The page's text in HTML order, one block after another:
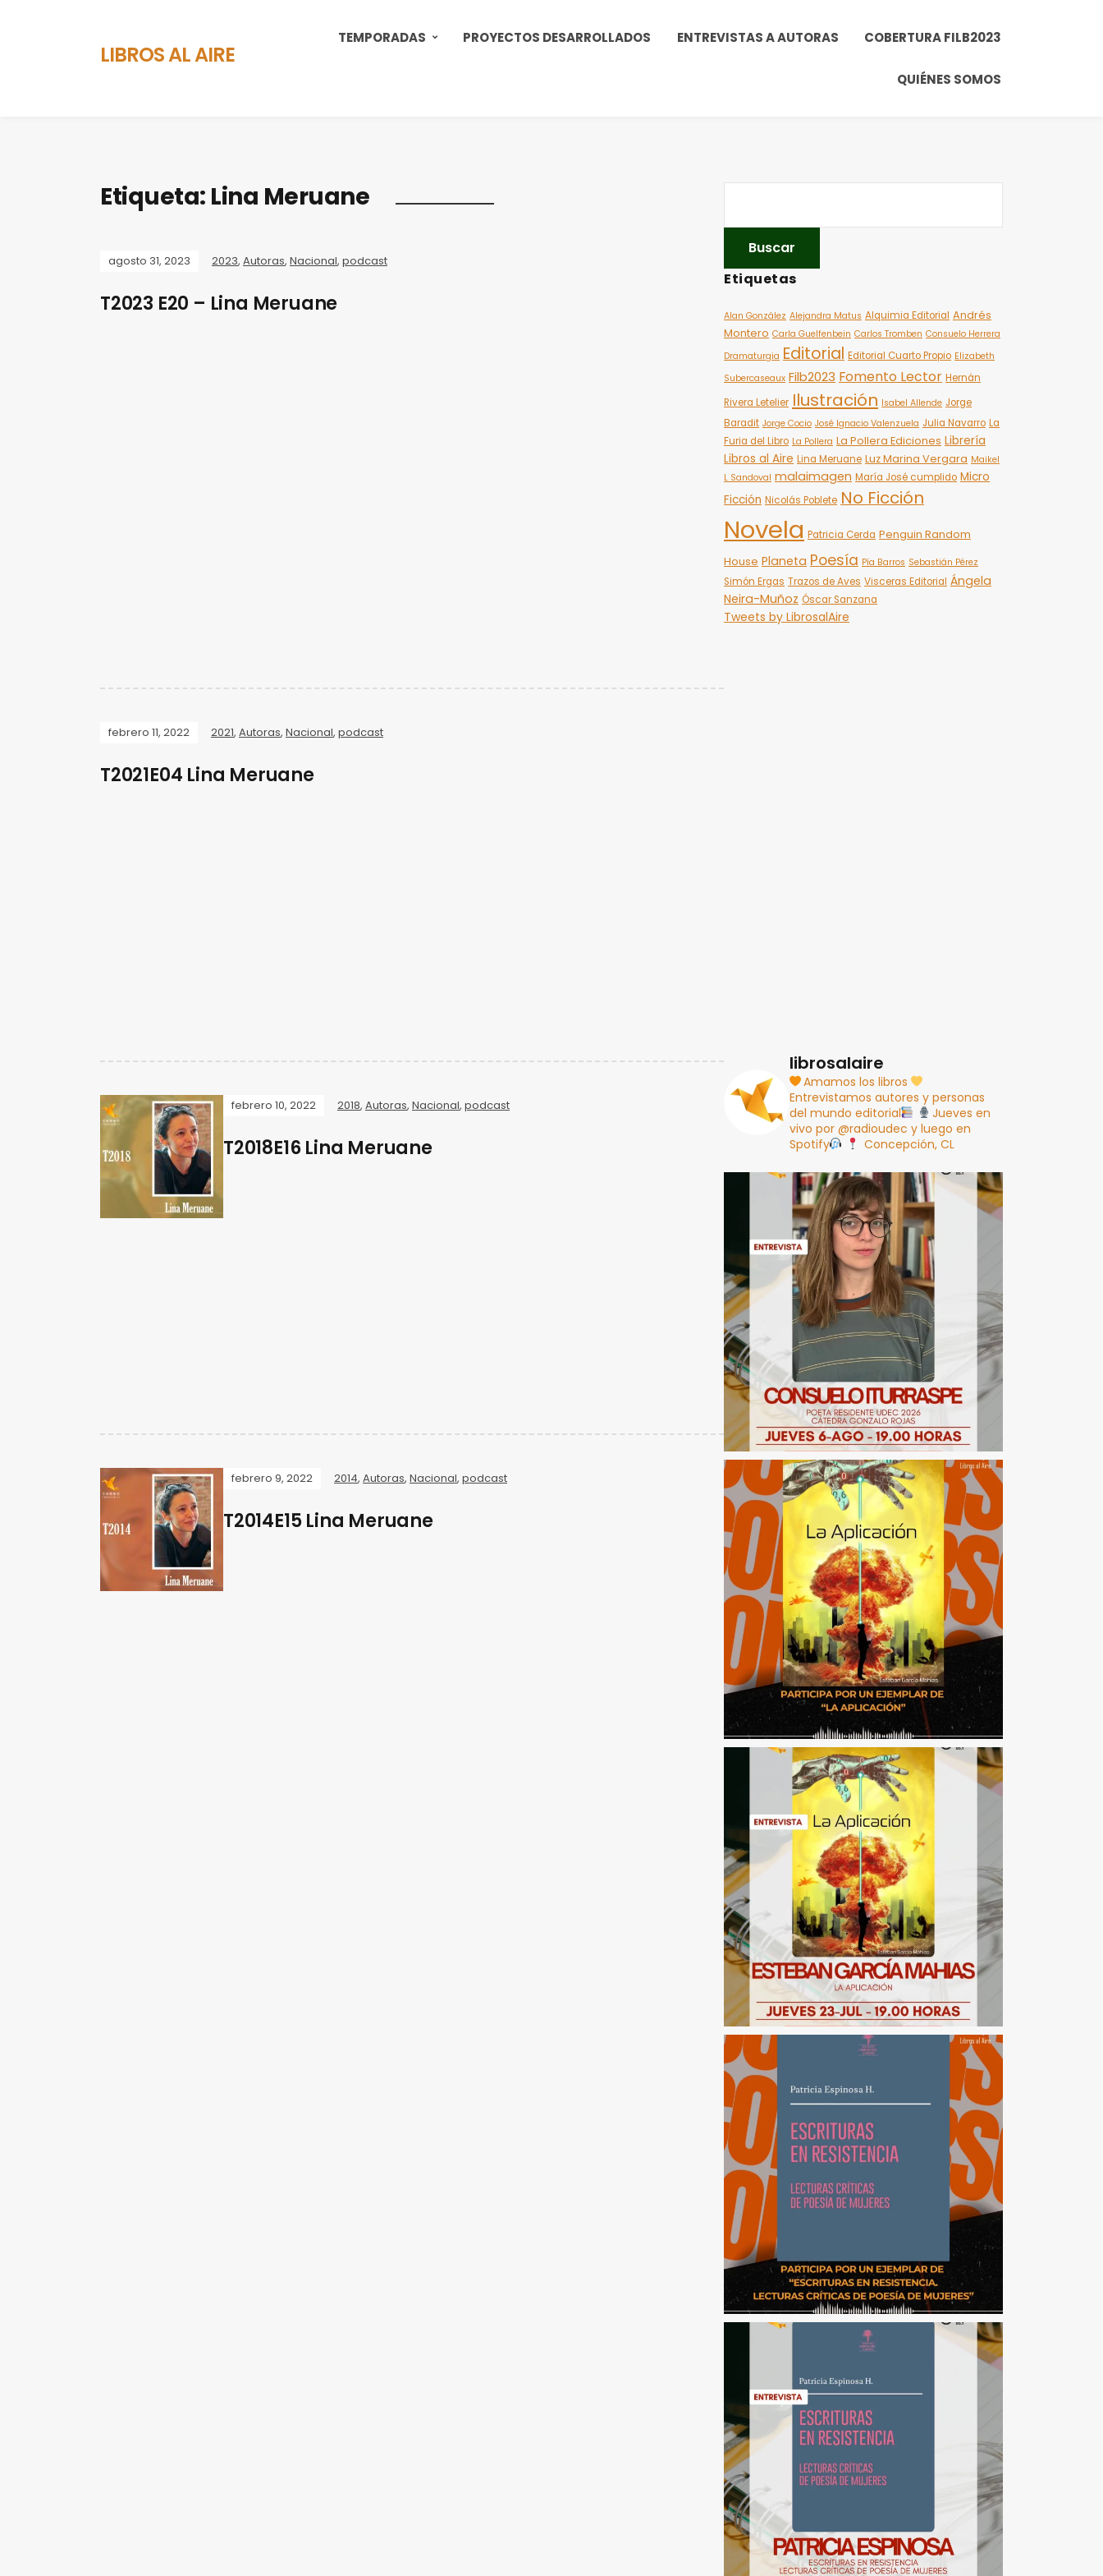
LIBROS AL AIRE
TEMPORADAS PROYECTOS DESARROLLADOS ENTREVISTAS A AUTORAS COBERTURA FILB2023
QUIÉNES SOMOS
Etiqueta: Lina Meruane
agosto 31, 2023 2023, Autoras, Nacional, podcast
T2023 E20 – Lina Meruane
febrero 11, 2022 2021, Autoras, Nacional, podcast
T2021E04 Lina Meruane
febrero 10, 2022 2018, Autoras, Nacional, podcast
T2018E16 Lina Meruane
febrero 9, 2022 2014, Autoras, Nacional, podcast
T2014E15 Lina Meruane
Etiquetas
Alan González Alejandra Matus Alquimia Editorial Andrés
Montero Carla Guelfenbein Carlos Tromben Consuelo Herrera
Dramaturgia Editorial Editorial Cuarto Propio Elizabeth
Subercaseaux Filb2023 Fomento Lector Hernán
Rivera Letelier Ilustración Isabel Allende Jorge
Baradit Jorge Cocio José Ignacio Valenzuela Julia Navarro La
Furia del Libro La Pollera La Pollera Ediciones Librería
Libros al Aire Lina Meruane Luz Marina Vergara Maikel
L Sandoval malaimagen María José cumplido Micro
Ficción Nicolás Poblete No Ficción
Novela Patricia Cerda Penguin Random
House Planeta Poesía Pía Barros Sebastián Pérez
Simón Ergas Trazos de Aves Visceras Editorial Ángela
Neira-Muñoz Óscar Sanzana
Tweets by LibrosalAire
librosalaire
Amamos los libros
Entrevistamos autores y personas
del mundo editorial
Jueves en
vivo por @radioudec y luego en
Spotify
Concepción, CL